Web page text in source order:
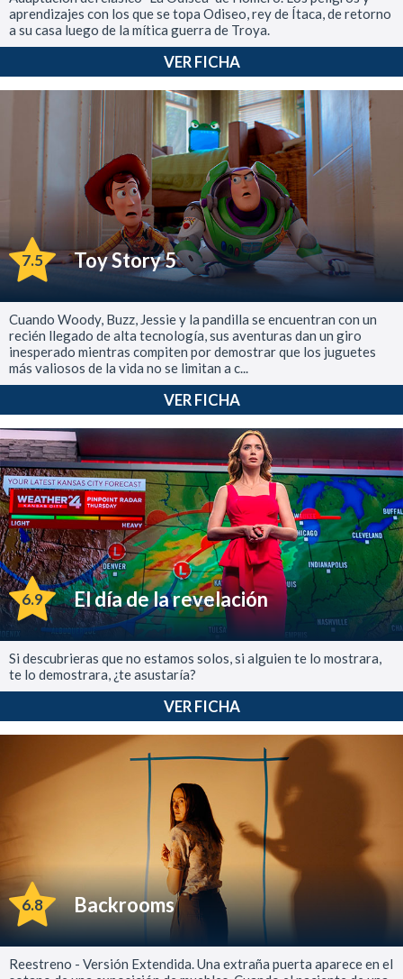
aprendizajes con los que se topa Odiseo, rey de Ítaca, de retorno
a su casa luego de la mítica guerra de Troya.
VER FICHA
7.5 Toy Story 5
Cuando Woody, Buzz, Jessie y la pandilla se encuentran con un
recién llegado de alta tecnología, sus aventuras dan un giro
inesperado mientras compiten por demostrar que los juguetes
más valiosos de la vida no se limitan a c...
VER FICHA
6.9 El día de la revelación
Si descubrieras que no estamos solos, si alguien te lo mostrara,
te lo demostrara, ¿te asustaría?
VER FICHA
6.8 Backrooms
Reestreno - Versión Extendida. Una extraña puerta aparece en el